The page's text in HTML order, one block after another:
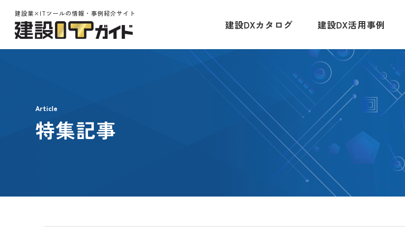
建設業×ITツールの情報・事例紹介サイト
建設DXカタログ 建設DX活用事例
Article
特集記事